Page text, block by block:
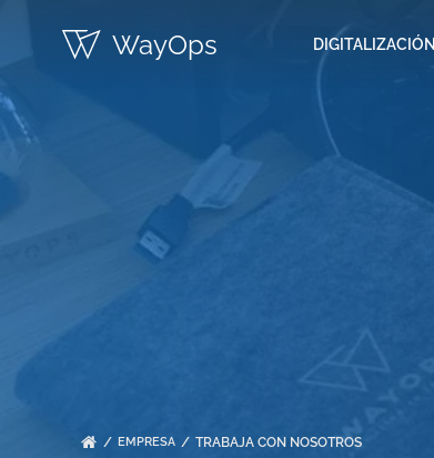
WayOps DIGITALIZACIÓN
EMPRESA TRABAJA CON NOSOTROS